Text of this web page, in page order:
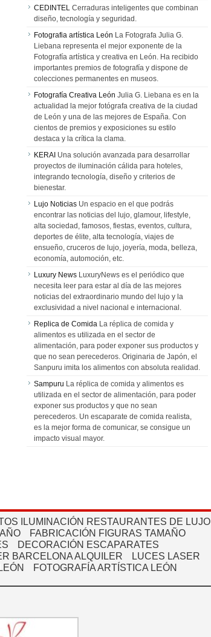
CEDINTEL Cerraduras inteligentes que combinan
diseño, tecnología y seguridad.
Fotografia artística León La Fotografa Julia G.
Liebana representa el mejor exponente de la
Fotografía artística y creativa en León. Ha recibido
importantes premios de fotografía y dispone de
colecciones permanentes en museos.
Fotografía Creativa León Julia G. Liebana es en la
actualidad la mejor fotógrafa creativa de la ciudad
de León y una de las mejores de España. Con
cientos de premios y exposiciones su estilo
destaca y la crítica la clama.
KERAI Una solución avanzada para desarrollar
proyectos de iluminación cálida para hoteles,
integrando tecnología, diseño y criterios de
bienestar.
Lujo Noticias Un espacio en el que podrás
encontrar las noticias del lujo, glamour, lifestyle,
alta sociedad, famosos, fiestas, eventos, cultura,
deportes de élite, alta tecnología, viajes de
ensueño, cruceros de lujo, joyería, moda, belleza,
economía, automoción, etc.
Luxury News LuxuryNews es el periódico que
necesita leer para estar al día de las mejores
noticias del extraordinario mundo del lujo y la
exclusividad a nivel nacional e internacional.
Replica de Comida La réplica de comida y
alimentos es utilizada en el sector de
alimentación, para poder exponer sus productos y
que no sean perecederos. Originaria de Japón, el
Sanpuru imita los alimentos con absoluta realidad.
Sampuru La réplica de comida y alimentos es
utilizada en el sector de alimentación, para poder
exponer sus productos y que no sean
perecederos. Un escaparate de comida realista,
es la mejor forma de comunicar, se consigue un
impacto visual mayor.
ILUMINACIÓN RESTAURANTES DE LUJO
FABRICACIÓN FIGURAS TAMAÑO
DECORACIÓN ESCAPARATES
BARCELONA ALQUILER
LUCES LASER
FOTOGRAFÍA ARTÍSTICA LEÓN